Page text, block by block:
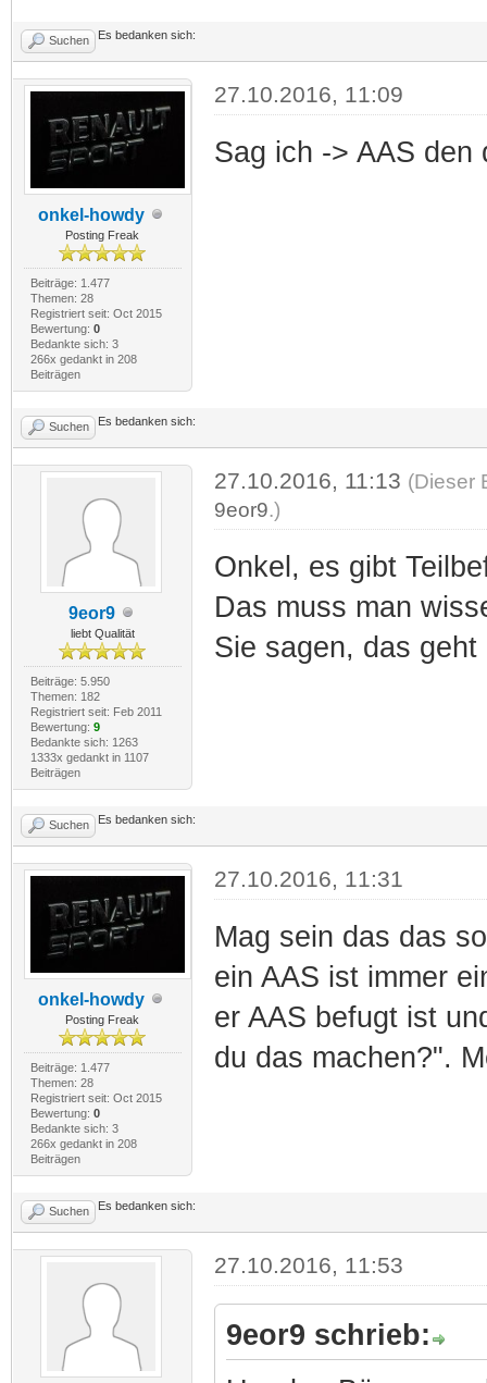
Suchen Es bedanken sich:
onkel-howdy
Posting Freak
Beiträge: 1.477
Themen: 28
Registriert seit: Oct 2015
Bewertung: 0
Bedankte sich: 3
266x gedankt in 208
Beiträgen
27.10.2016, 11:09
Sag ich -> AAS
Suchen Es bedanken sich:
9eor9
liebt Qualität
Beiträge: 5.950
Themen: 182
Registriert seit: Feb 2011
Bewertung: 9
Bedankte sich: 1263
1333x gedankt in 1107
Beiträgen
27.10.2016, 11:13 (Dieser
9eor9.)
Onkel, es gibt
Das muss man
Sie sagen, das
Suchen Es bedanken sich:
onkel-howdy
Posting Freak
Beiträge: 1.477
Themen: 28
Registriert seit: Oct 2015
Bewertung: 0
Bedankte sich: 3
266x gedankt in 208
Beiträgen
27.10.2016, 11:31
Mag sein das das
ein AAS ist immer
er AAS befugt ist
du das machen?".
Suchen Es bedanken sich:
27.10.2016, 11:53
9eor9 schrieb: